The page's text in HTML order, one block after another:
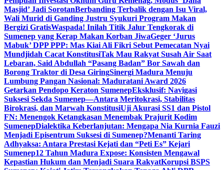
Masjid’ Jadi SorotanBerbanding Terbalik dengan Isu Viral,
Wali Murid di Ganding Justru Syukuri Program Makan
Bergizi GratisWaspada! Inilah Titik Jalur Tengkorak di
Sumenep yang Kerap Makan Korban JiwaGeger ‘Jurus
Mabuk’ DPP PPP: Mas Kiai Ali Fikri Sebut Pemecatan Nyai
Mundjidah Cacat KonstitusiTak Mau Rakyat Susah Air Saat
Lebaran, Said Abdullah “Pasang Badan” Bor Sawah dan
Borong Traktor di Desa GiringSinergi Madura Menuju
Lumbung Pangan Nasional: Maduratani Award 2026
Getarkan Pendopo Keraton SumenepEksklusif: Navigasi
Suksesi Sekda Sumenep—Antara Meritokrasi, Stabilitas
Birokrasi, dan Marwah KonstitusiUji Akurasi SS1 dan Pistol
FN: Menengok Ketangkasan Menembak Prajurit Kodim
SumenepDialektika Keberlanjutan: Mengapa Nia Kurnia Fauzi
Menjadi Episentrum Suksesi di Sumenep?Menanti Taring
Adhyaksa: Antara Prestasi Kejati dan “Peti Es” Kejari
Sumenep12 Tahun Madura Expose: Konsisten Mengawal
Kepastian Hukum dan Menjadi Suara RakyatKorupsi BSPS